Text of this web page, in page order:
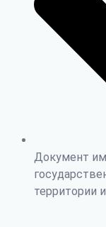
Документ
территории